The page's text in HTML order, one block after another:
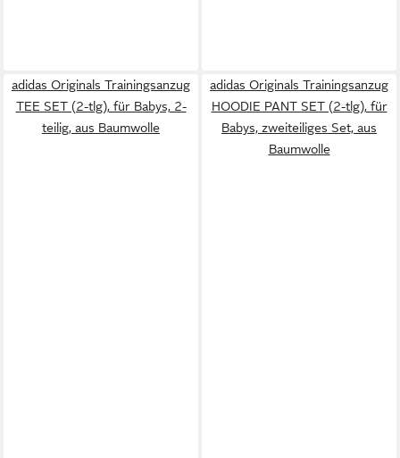
adidas Originals Trainingsanzug
TEE SET (2-tlg), für Babys, 2-
teilig, aus Baumwolle
adidas Originals Trainingsanzug
HOODIE PANT SET (2-tlg), für
Babys, zweiteiliges Set, aus
Baumwolle